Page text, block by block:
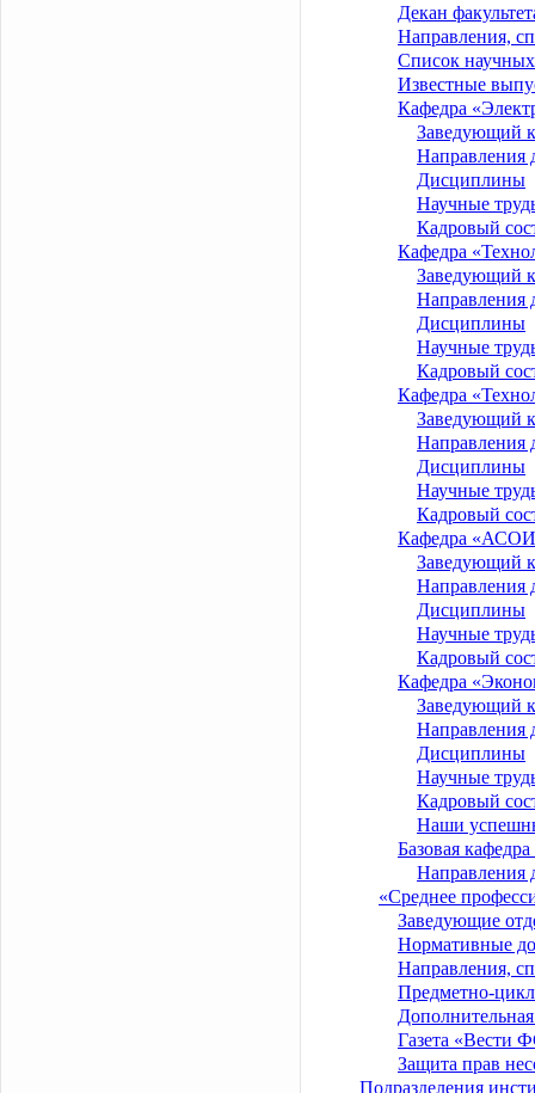
Декан
Направления,
Список
Известные
Кафедра
Заведующий
Направления
Дисциплины
Научные
Кадровый
Кафедра
Заведующий
Направления
Дисциплины
Научные
Кадровый
Кафедра
Заведующий
Направления
Дисциплины
Научные
Кадровый
Кафедра
Заведующий
Направления
Дисциплины
Научные
Кадровый
Кафедра
Заведующий
Направления
Дисциплины
Научные
Кадровый
Наши
Базовая
Направления
«Среднее
Заведующие
Нормативные
Направления,
Предметно-
Газета «Вести
Защита прав
Подразделения